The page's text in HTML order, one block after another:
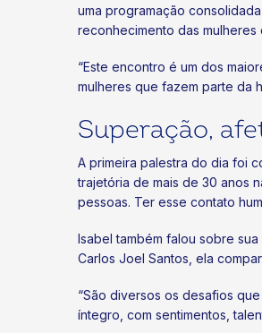
uma programação
reconhecimento das
“Este encontro é um dos
mulheres que fazem parte da
Superação,
A primeira palestra do dia foi
trajetória de mais de 30 anos
pessoas. Ter esse contato
Isabel também falou sobre
Carlos Joel Santos, ela
“São diversos os desafios
íntegro, com sentimentos,